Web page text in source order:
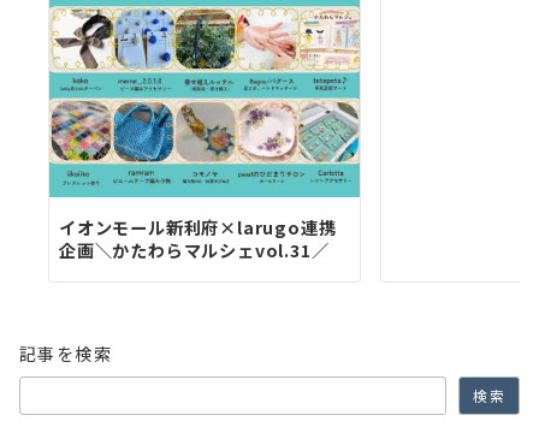
イオンモール新利府×larugo連携
企画＼かたわらマルシェvol.31／
記事を検索
検索